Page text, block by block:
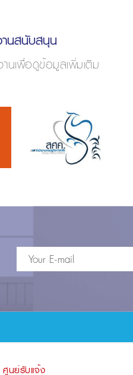
นสนับสนุน
นเพื่อดูข้อมูลเพิ่มเติม
ศูนย์รับแจ้ง